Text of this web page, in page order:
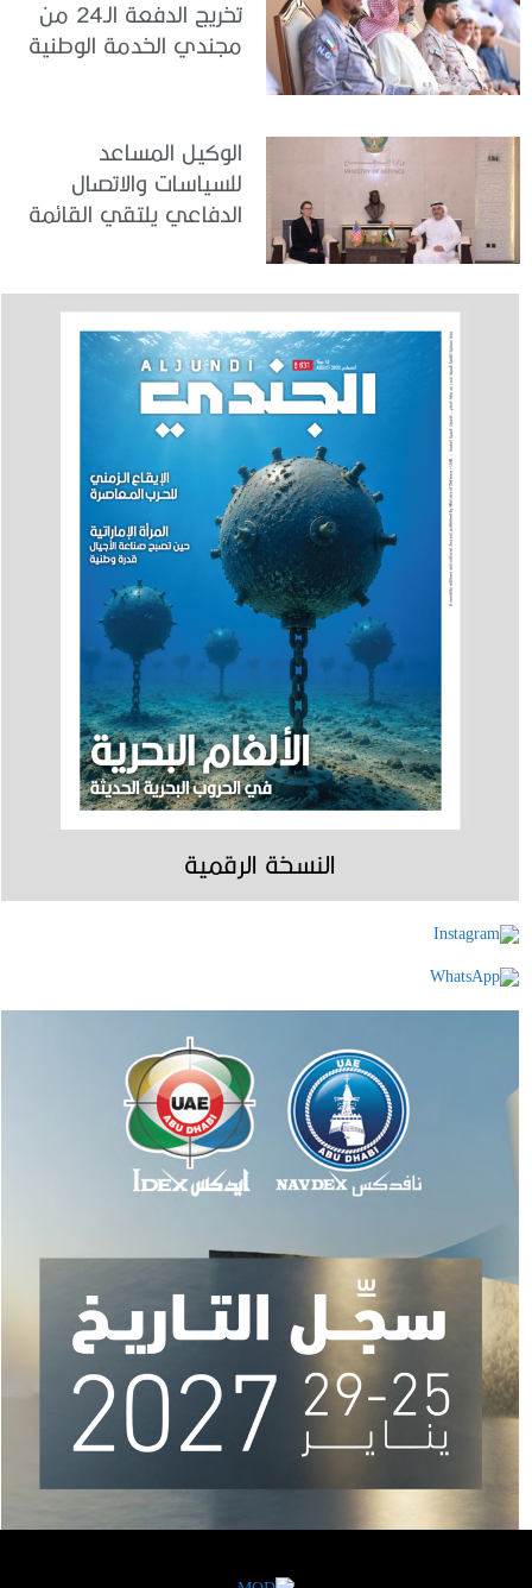
تخريج الدفعة الـ24 من
مجندي الخدمة الوطنية
الوكيل المساعد
للسياسات والاتصال
الدفاعي يلتقي القائمة
النسخة الرقمية